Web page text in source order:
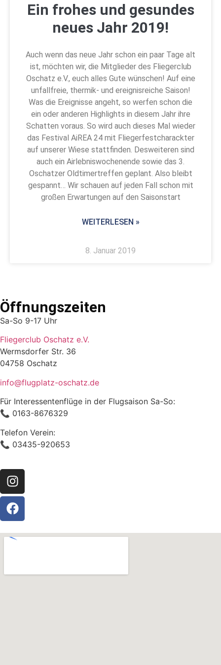
Ein frohes und gesundes
neues Jahr 2019!
Auch wenn das neue Jahr schon ein paar Tage alt
ist, möchten wir, die Mitglieder des Fliegerclub
Oschatz e.V., euch alles Gute wünschen! Auf eine
unfallfreie, thermik- und ereignisreiche Saison!
Was die Ereignisse angeht, so werfen schon die
ein oder anderen Highlights in diesem Jahr ihre
Schatten voraus. So wird auch dieses Mal wieder
das Festival AiREA 24 mit Fliegerfestcharackter
auf unserer Wiese stattfinden. Desweiteren sind
auch ein Airlebniswochenende sowie das 3.
Oschatzer Oldtimertreffen geplant. Also bleibt
gespannt… Wir schauen auf jeden Fall schon mit
großen Erwartungen auf den Saisonstart
WEITERLESEN »
8. Januar 2019
Öffnungszeiten
Sa-So 9-17 Uhr
Fliegerclub Oschatz e.V.
Wermsdorfer Str. 36
04758 Oschatz
info@flugplatz-oschatz.de
Für Interessentenflüge in der Flugsaison Sa-So:
📞 0163-8676329
Telefon Verein:
📞 03435-920653